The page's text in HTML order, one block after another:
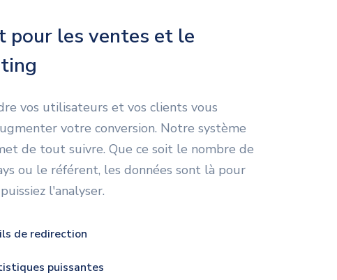
pour les ventes et le
vos utilisateurs et vos clients vous
votre conversion. Notre système
de tout suivre. Que ce soit le nombre de
ou le référent, les données sont là pour
l'analyser.
de redirection
puissantes